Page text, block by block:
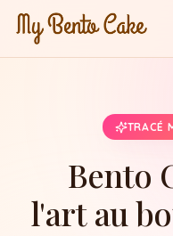
TRACÉ
Bento
l'art au